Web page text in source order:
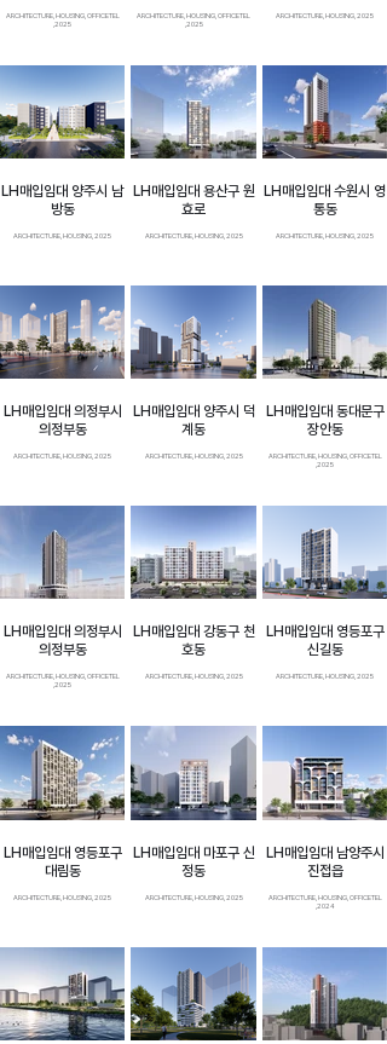
ARCHITECTURE, HOUSING, OFFICETEL
,2025
ARCHITECTURE, HOUSING, OFFICETEL
,2025
ARCHITECTURE, HOUSING, 2025
LH매입임대 양주시 남
방동
ARCHITECTURE, HOUSING, 2025
LH매입임대 용산구 원
효로
ARCHITECTURE, HOUSING, 2025
LH매입임대 수원시 영
통동
ARCHITECTURE, HOUSING, 2025
LH매입임대 의정부시
의정부동
ARCHITECTURE, HOUSING, 2025
LH매입임대 양주시 덕
계동
ARCHITECTURE, HOUSING, 2025
LH매입임대 동대문구
장안동
ARCHITECTURE, HOUSING, OFFICETEL
,2025
LH매입임대 의정부시
의정부동
ARCHITECTURE, HOUSING, OFFICETEL
,2025
LH매입임대 강동구 천
호동
ARCHITECTURE, HOUSING, 2025
LH매입임대 영등포구
신길동
ARCHITECTURE, HOUSING, 2025
LH매입임대 영등포구
대림동
ARCHITECTURE, HOUSING, 2025
LH매입임대 마포구 신
정동
ARCHITECTURE, HOUSING, 2025
LH매입임대 남양주시
진접읍
ARCHITECTURE, HOUSING, OFFICETEL
,2024